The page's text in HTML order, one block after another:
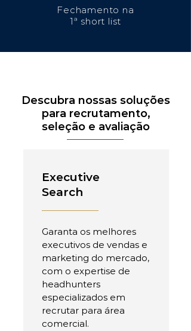
Fechamento na
1ª short list
Descubra nossas soluções
para recrutamento,
seleção e avaliação
Executive
Search
Garanta os melhores
executivos de vendas e
marketing do mercado,
com o expertise de
headhunters
especializados em
recrutar para área
comercial.